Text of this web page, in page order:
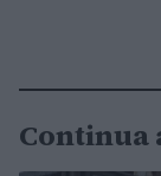
Continua